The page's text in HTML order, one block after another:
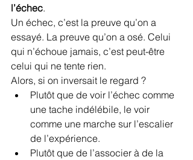
l’échec.
Un échec, c’est la preuve qu’on a
essayé. La preuve qu’on a osé. Celui
qui n’échoue jamais, c’est peut-être
celui qui ne tente rien.
Alors, si on inversait le regard ?
Plutôt que de voir l’échec comme
une tache indélébile, le voir
comme une marche sur l’escalier
de l’expérience.
Plutôt que de l’associer à de la